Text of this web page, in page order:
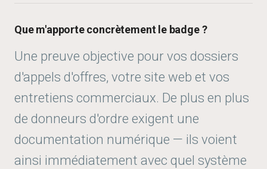
Que m'apporte concrètement le badge ?
Une preuve objective pour vos dossiers
d'appels d'offres, votre site web et vos
entretiens commerciaux. De plus en plus
de donneurs d'ordre exigent une
documentation numérique — ils voient
ainsi immédiatement avec quel système